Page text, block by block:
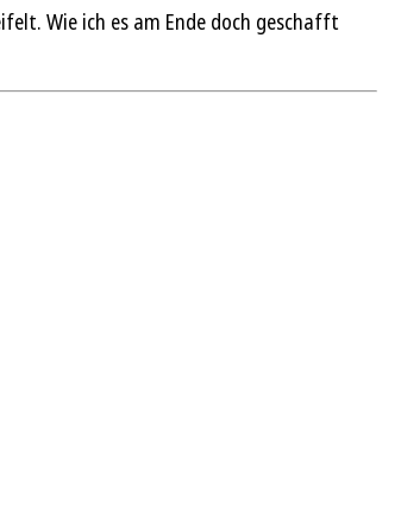
Wie ich es am Ende doch geschafft